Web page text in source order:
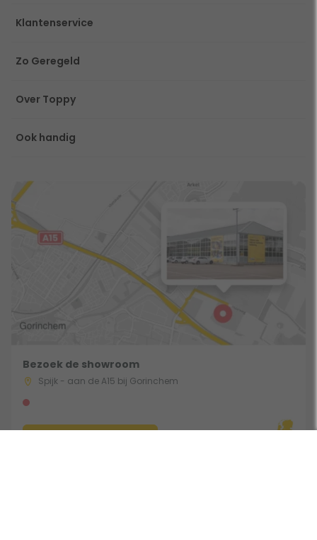
Klantenservice
Zo Geregeld
Over Toppy
Ook handig
Bezoek de showroom
Spijk - aan de A15 bij Gorinchem